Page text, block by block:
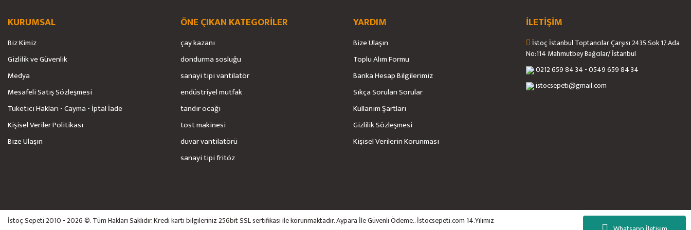
Gönder
KURUMSAL
Biz Kimiz
Gizlilik ve Güvenlik
Medya
Mesafeli Satış Sözleşmesi
Tüketici Hakları - Cayma - İptal İade
Kişisel Veriler Politikası
Bize Ulaşın
ÖNE ÇIKAN KATEGORİLER
çay kazanı
dondurma sosluğu
sanayi tipi vantilatör
endüstriyel mutfak
tandır ocağı
tost makinesi
duvar vantilatörü
sanayi tipi fritöz
YARDIM
Bize Ulaşın
Toplu Alım Formu
Banka Hesap Bilgilerimiz
Sıkça Sorulan Sorular
Kullanım Şartları
Gizlilik Sözleşmesi
Kişisel Verilerin Korunması
İLETİŞİM
İstoç İstanbul Toptancılar Çarşısı 2435.Sok 17.Ada
No:114 Mahmutbey Bağcılar/ İstanbul
0212 659 84 34 - 0549 659 84 34
istocsepeti@gmail.com
İstoç Sepeti 2010 - 2026 ©. Tüm Hakları Saklıdır. Kredi kartı bilgileriniz 256bit SSL sertifikası ile korunmaktadır. Aypara İle Güvenli Ödeme.. İstocsepeti.com 14.Yılımız